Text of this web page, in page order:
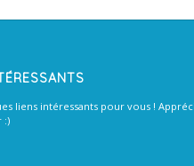
liens intéressants pour vous !
:)